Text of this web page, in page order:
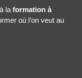
la formation à
où l’on veut au